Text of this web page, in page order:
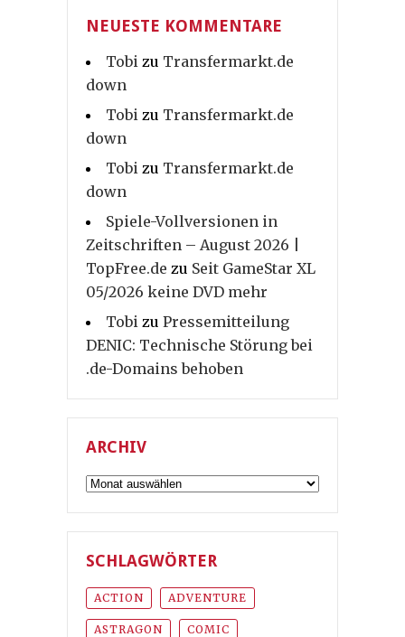
NEUESTE KOMMENTARE
Tobi zu Transfermarkt.de
down
Tobi zu Transfermarkt.de
down
Tobi zu Transfermarkt.de
down
Spiele-Vollversionen in
Zeitschriften – August 2026 |
TopFree.de zu Seit GameStar XL
05/2026 keine DVD mehr
Tobi zu Pressemitteilung
DENIC: Technische Störung bei
.de-Domains behoben
ARCHIV
Archiv
SCHLAGWÖRTER
ACTION ADVENTURE
ASTRAGON COMIC